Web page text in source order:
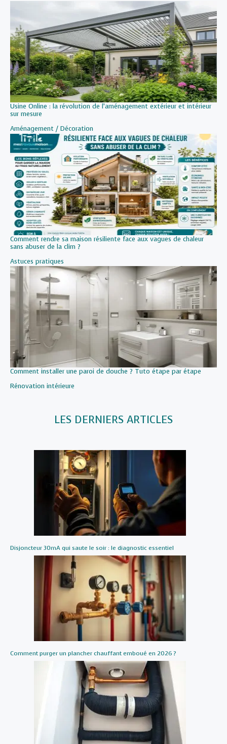
Usine Online : la révolution de l’aménagement extérieur et intérieur
sur mesure
Par rapport à
Aménagement / Décoration
Comment rendre sa maison résiliente face aux vagues de chaleur
sans abuser de la clim ?
Par rapport à
Astuces pratiques
Comment installer une paroi de douche ? Tuto étape par étape
Par rapport à
Rénovation intérieure
LES DERNIERS ARTICLES
Disjoncteur 30mA qui saute le soir : le diagnostic essentiel
Comment purger un plancher chauffant emboué en 2026 ?